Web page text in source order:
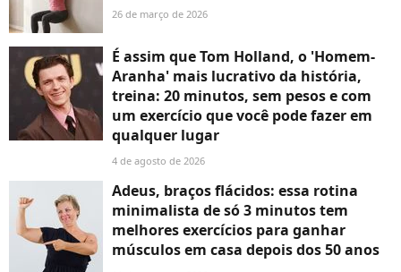
26 de março de 2026
É assim que Tom Holland, o 'Homem-
Aranha' mais lucrativo da história,
treina: 20 minutos, sem pesos e com
um exercício que você pode fazer em
qualquer lugar
4 de agosto de 2026
Adeus, braços flácidos: essa rotina
minimalista de só 3 minutos tem
melhores exercícios para ganhar
músculos em casa depois dos 50 anos